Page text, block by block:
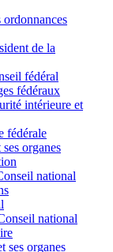
de la
fédéral
fédéraux
intérieure et
fédérale
organes
national
national
ses organes